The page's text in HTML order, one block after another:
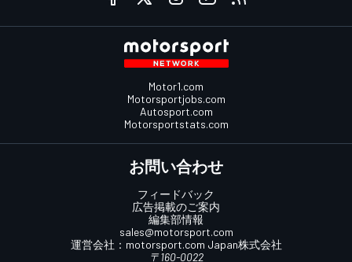
Motor1.com
Motorsportjobs.com
Autosport.com
Motorsportstats.com
お問い合わせ
フィードバック
広告掲載のご案内
編集部情報
sales@motorsport.com
運営会社： motorsport.com Japan株式会社
〒160-0022